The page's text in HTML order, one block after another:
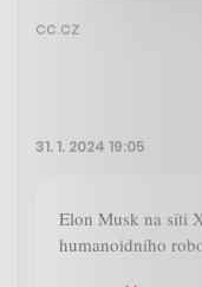
cc.cz
31. 1. 2024 19:05
Elon Musk na síti
humanoidního